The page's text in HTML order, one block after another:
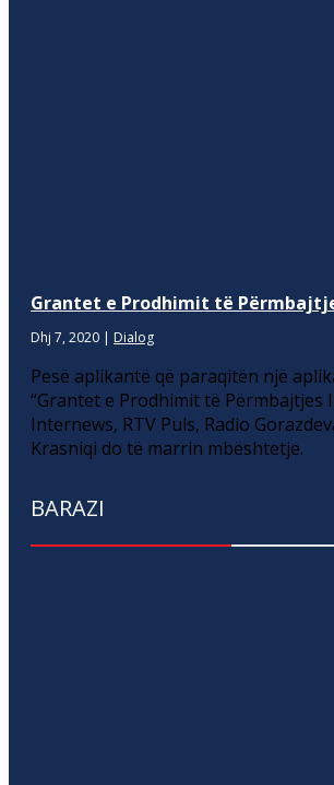
Grantet e Prodhimit të
Dhj 7, 2020 | Dialog
Pesë aplikantë që paraqitën një
“Grantet e Prodhimit të Përmbajtjes
Internews, RTV Puls, Radio
Krasniqi do të marrin mbështetje.
BARAZI